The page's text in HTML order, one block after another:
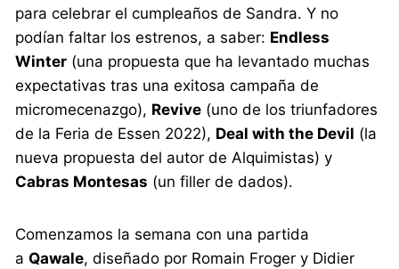
para celebrar el cumpleaños de Sandra. Y no
podían faltar los estrenos, a saber: Endless
Winter (una propuesta que ha levantado muchas
expectativas tras una exitosa campaña de
micromecenazgo), Revive (uno de los triunfadores
de la Feria de Essen 2022), Deal with the Devil (la
nueva propuesta del autor de Alquimistas) y
Cabras Montesas (un filler de dados).
Comenzamos la semana con una partida
aQawale, diseñado por Romain Froger y Didier